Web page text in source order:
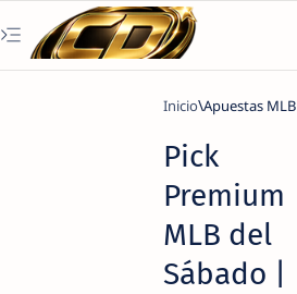
Inicio Apuestas MLB
Pick
Premium
MLB del
Sábado |